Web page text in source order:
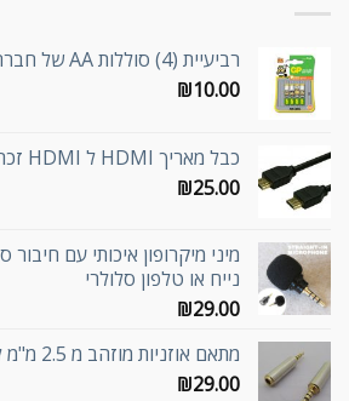
רביעיית (4) סוללות AA של חברת GP
₪10.00
כבל מאריך HDMI ל HDMI זכר זכר באורך 1 מטר
₪25.00
מיני מיקרופון איכותי עם
נייח או טלפון סלולרי
₪29.00
מתאם אוזניות מוזהב מ 2.5 מ"מ ל 3.5 מ"מ
₪29.00